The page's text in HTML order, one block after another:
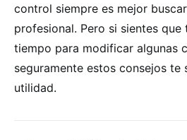
control siempre es mejor
profesional. Pero si sientes que
tiempo para modificar algunas
seguramente estos consejos te
utilidad.